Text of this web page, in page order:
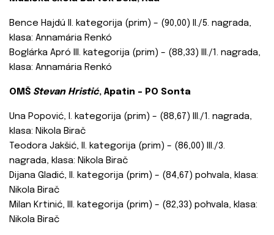
Bence Hajdú II. kategorija (prim) – (90,00) II./5. nagrada,
klasa: Annamária Renkó
Boglárka Apró III. kategorija (prim) – (88,33) III./1. nagrada,
klasa: Annamária Renkó
OMŠ Stevan Hristić, Apatin – PO Sonta
Una Popović, I. kategorija (prim) – (88,67) III./1. nagrada,
klasa: Nikola Birač
Teodora Jakšić, II. kategorija (prim) – (86,00) III./3.
nagrada, klasa: Nikola Birač
Dijana Gladić, II. kategorija (prim) – (84,67) pohvala, klasa:
Nikola Birač
Milan Krtinić, III. kategorija (prim) – (82,33) pohvala, klasa:
Nikola Birač